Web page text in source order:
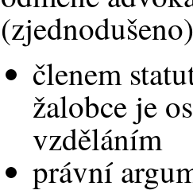
členem
žalobce je
vzděláním
právní